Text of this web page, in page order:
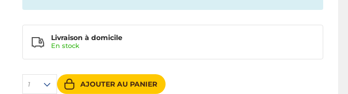
1 AJOUTER AU PANIER
Livraison à domicile
En stock